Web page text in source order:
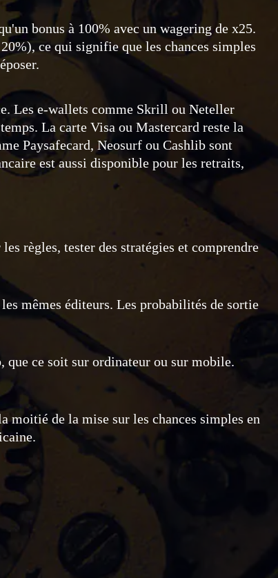
bonus à 100% avec un wagering de x25.
ce qui signifie que les chances simples
Les e-wallets comme Skrill ou Neteller
La carte Visa ou Mastercard reste la
Paysafecard, Neosurf ou Cashlib sont
est aussi disponible pour les retraits,
règles, tester des stratégies et comprendre
mêmes éditeurs. Les probabilités de sortie
que ce soit sur ordinateur ou sur mobile.
moitié de la mise sur les chances simples en